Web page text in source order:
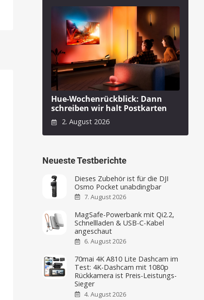
Hue-Wochenrückblick: Dann
schreiben wir halt Postkarten
2. August 2026
Neueste Testberichte
Dieses Zubehör ist für die DJI
Osmo Pocket unabdingbar
7. August 2026
MagSafe-Powerbank mit Qi2.2,
Schnellladen & USB-C-Kabel
angeschaut
6. August 2026
70mai 4K A810 Lite Dashcam im
Test: 4K-Dashcam mit 1080p
Rückkamera ist Preis-Leistungs-
Sieger
4. August 2026